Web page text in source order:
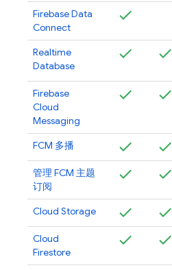
Firebase Data
Connect
Realtime
Database
Firebase
Cloud
Messaging
FCM 多播
管理 FCM 主题
订阅
Cloud Storage
Cloud
Firestore